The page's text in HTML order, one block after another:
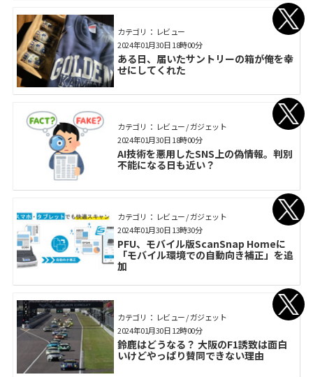
カテゴリ： レビュー
ある日、届いたサントリーの箱が俺を幸
せにしてくれた
2024年01月30日 18時00分
カテゴリ： レビュー / ガジェット
AI技術を悪用したSNS上の偽情報。判別
不能になる日も近い？
2024年01月30日 18時00分
カテゴリ： レビュー / ガジェット
PFU、モバイル版ScanSnap Homeに
「モバイル環境での自動向き補正」を追
加
2024年01月30日 13時30分
カテゴリ： レビュー / ガジェット
鈴鹿はどうなる？ 大阪のF1誘致は面白
いけどやっぱり賛同できない理由
2024年01月30日 12時00分